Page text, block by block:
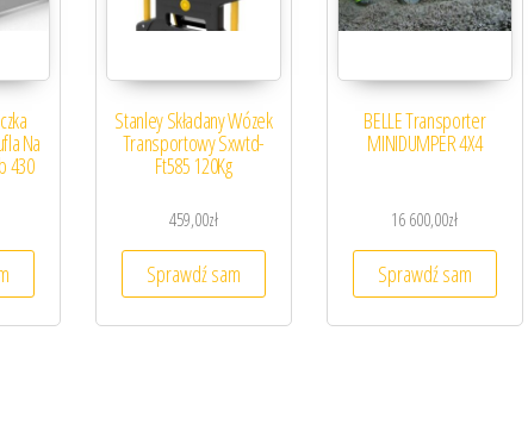
Na
430
Stanley Składany Wózek
Transportowy Sxwtd-
Ft585 120Kg
459,00zł
Sprawdź sam
BELLE Transporter
MINIDUMPER 4X4
16 600,00zł
Sprawdź sam